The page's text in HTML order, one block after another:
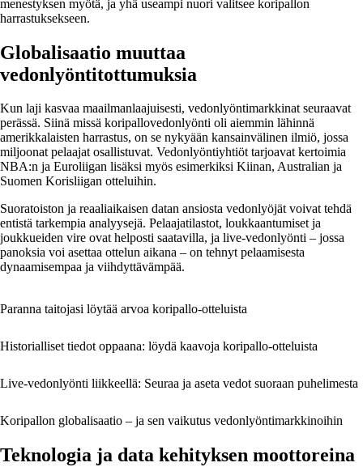
menestyksen myötä, ja yhä useampi nuori valitsee koripallon
harrastuksekseen.
Globalisaatio muuttaa
vedonlyöntitottumuksia
Kun laji kasvaa maailmanlaajuisesti, vedonlyöntimarkkinat seuraavat
perässä. Siinä missä koripallovedonlyönti oli aiemmin lähinnä
amerikkalaisten harrastus, on se nykyään kansainvälinen ilmiö, jossa
miljoonat pelaajat osallistuvat. Vedonlyöntiyhtiöt tarjoavat kertoimia
NBA:n ja Euroliigan lisäksi myös esimerkiksi Kiinan, Australian ja
Suomen Korisliigan otteluihin.
Suoratoiston ja reaaliaikaisen datan ansiosta vedonlyöjät voivat tehdä
entistä tarkempia analyysejä. Pelaajatilastot, loukkaantumiset ja
joukkueiden vire ovat helposti saatavilla, ja live-vedonlyönti – jossa
panoksia voi asettaa ottelun aikana – on tehnyt pelaamisesta
dynaamisempaa ja viihdyttävämpää.
Paranna taitojasi löytää arvoa koripallo-otteluista
Historialliset tiedot oppaana: löydä kaavoja koripallo-otteluista
Live-vedonlyönti liikkeellä: Seuraa ja aseta vedot suoraan puhelimesta
Koripallon globalisaatio – ja sen vaikutus vedonlyöntimarkkinoihin
Teknologia ja data kehityksen moottoreina